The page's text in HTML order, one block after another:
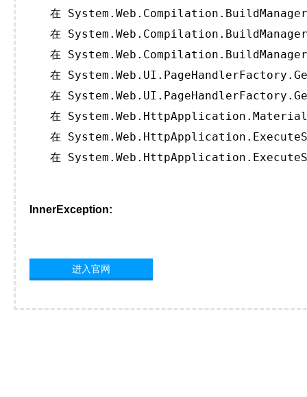
在
在
在
在
在
在
在
在
InnerException:
进入官网